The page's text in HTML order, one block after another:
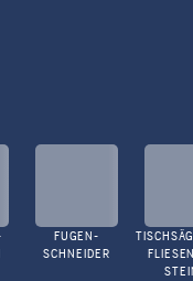
FUGEN-
SCHNEIDER